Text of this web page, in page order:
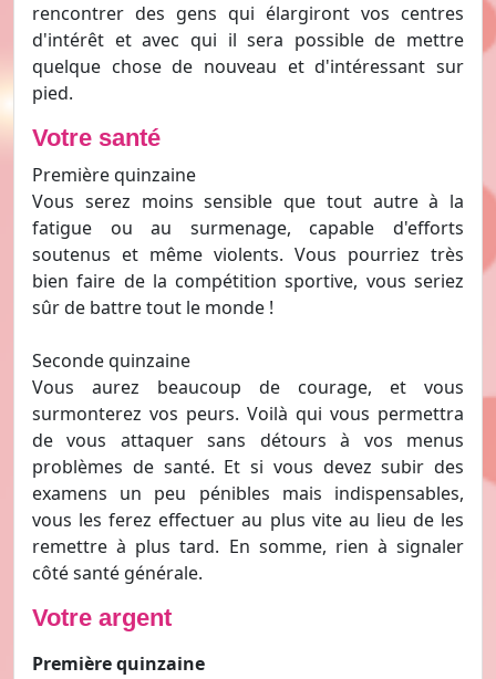
rencontrer des gens qui élargiront vos centres
d'intérêt et avec qui il sera possible de mettre
quelque chose de nouveau et d'intéressant sur
pied.
Votre santé
Première quinzaine
Vous serez moins sensible que tout autre à la
fatigue ou au surmenage, capable d'efforts
soutenus et même violents. Vous pourriez très
bien faire de la compétition sportive, vous seriez
sûr de battre tout le monde !
Seconde quinzaine
Vous aurez beaucoup de courage, et vous
surmonterez vos peurs. Voilà qui vous permettra
de vous attaquer sans détours à vos menus
problèmes de santé. Et si vous devez subir des
examens un peu pénibles mais indispensables,
vous les ferez effectuer au plus vite au lieu de les
remettre à plus tard. En somme, rien à signaler
côté santé générale.
Votre argent
Première quinzaine